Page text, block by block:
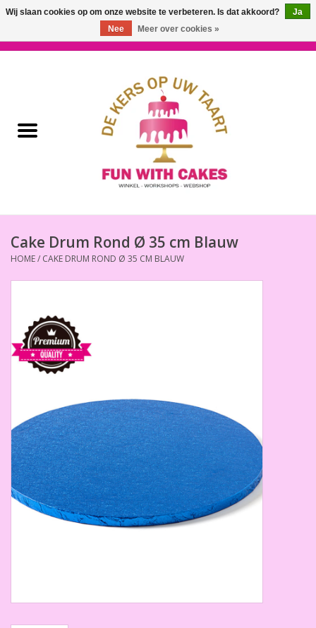
Workshops & Cursussen
Decoreer Gereedschap
Thema's
Cindy's Favorieten
Cadeaubonnen
Merken
Cake Drum Rond Ø 35 cm Blauw
HOME/ CAKE DRUM ROND Ø 35 CM BLAUW
Wij slaan cookies op om onze website te verbeteren. Is dat akkoord?
Ja
Nee
Meer over cookies »